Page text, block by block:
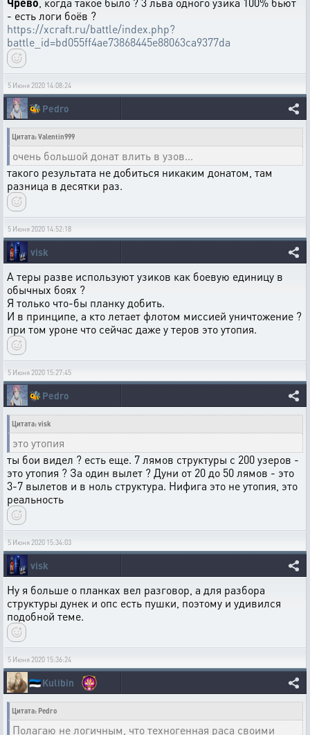
- есть логи боёв ?
https://xcraft.ru/battle/index.php?
battle_id=bd055ff4ae73868445e88063ca9377da
5 Июня 2020 14:08:24
🐝 Pedro
Цитата: Valentin999
очень большой донат влить в узов...
такого результата не добиться никаким донатом, там
разница в десятки раз.
5 Июня 2020 14:52:18
visk
А теры разве используют узиков как боевую единицу в
обычных боях ?
Я только что-бы планку добить.
И в принципе, а кто летает флотом миссией уничтожение ?
при том уроне что сейчас даже у теров это утопия.
5 Июня 2020 15:27:45
🐝 Pedro
Цитата: visk
это утопия
ты бои видел ? есть еще. 7 лямов структуры с 200 узеров -
это утопия ? За один вылет ? Дуни от 20 до 50 лямов - это
3-7 вылетов и в ноль структура. Нифига это не утопия, это
реальность
5 Июня 2020 15:34:03
visk
Ну я больше о планках вел разговор, а для разбора
структуры дунек и опс есть пушки, поэтому и удивился
подобной теме.
5 Июня 2020 15:36:24
🇪🇪Kulibin
Цитата: Pedro
Полагаю не логичным, что техногенная раса своими